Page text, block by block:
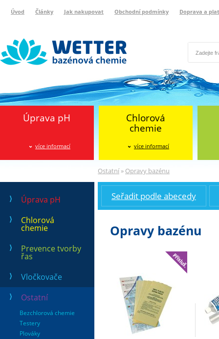
Úvod Články Jak nakupovat Obchodní podmínky Doprava a
Úprava pH
více informací
Chlorová
chemie
více informací
Ostatní» Opravy bazénu
Úprava pH
Chlorová
chemie
Prevence tvorby
řas
Vločkovače
Ostatní
Bezchlorová chemie
Testery
Plováky
Seřadit podle abecedy
Opravy bazénu